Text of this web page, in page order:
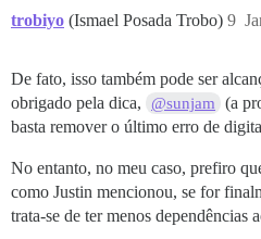
trobiyo (Ismael Posada Trobo) 9
De fato, isso também pode ser
obrigado pela dica,
@sunjam
(a
basta remover o último erro de
No entanto, no meu caso, prefiro
como Justin mencionou, se for
trata-se de ter menos dependências